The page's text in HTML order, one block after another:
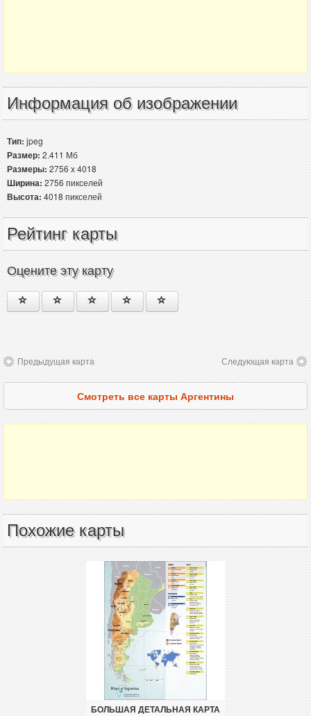
Информация об изображении
Тип:jpeg
Размер:2.411 Мб
Размеры:2756 x 4018
Ширина:2756 пикселей
Высота:4018 пикселей
Рейтинг карты
Оцените эту карту
Предыдущая карта Следующая карта
Смотреть все карты Аргентины
Похожие карты
БОЛЬШАЯ ДЕТАЛЬНАЯ КАРТА